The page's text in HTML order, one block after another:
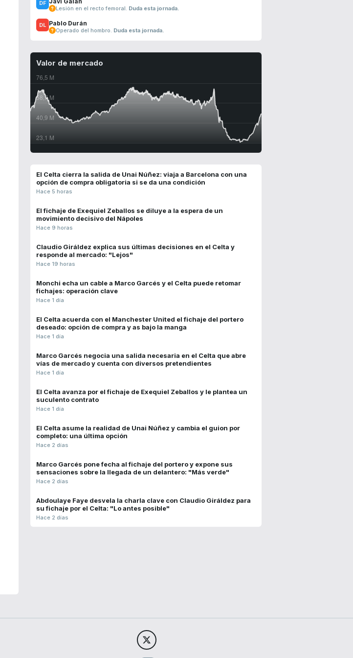
Lesión en el recto femoral. Duda esta jornada.
Pablo Durán
Operado del hombro. Duda esta jornada.
Valor de mercado
El Celta cierra la salida de Unai Núñez: viaja a Barcelona con una
opción de compra obligatoria si se da una condición
Hace 5 horas
El fichaje de Exequiel Zeballos se diluye a la espera de un
movimiento decisivo del Nápoles
Hace 9 horas
Claudio Giráldez explica sus últimas decisiones en el Celta y
responde al mercado: "Lejos"
Hace 19 horas
Monchi echa un cable a Marco Garcés y el Celta puede retomar
fichajes: operación clave
Hace 1 día
El Celta acuerda con el Manchester United el fichaje del portero
deseado: opción de compra y as bajo la manga
Hace 1 día
Marco Garcés negocia una salida necesaria en el Celta que abre
vías de mercado y cuenta con diversos pretendientes
Hace 1 día
El Celta avanza por el fichaje de Exequiel Zeballos y le plantea un
suculento contrato
Hace 1 día
El Celta asume la realidad de Unai Núñez y cambia el guion por
completo: una última opción
Hace 2 días
Marco Garcés pone fecha al fichaje del portero y expone sus
sensaciones sobre la llegada de un delantero: "Más verde"
Hace 2 días
Abdoulaye Faye desvela la charla clave con Claudio Giráldez para
su fichaje por el Celta: "Lo antes posible"
Hace 2 días